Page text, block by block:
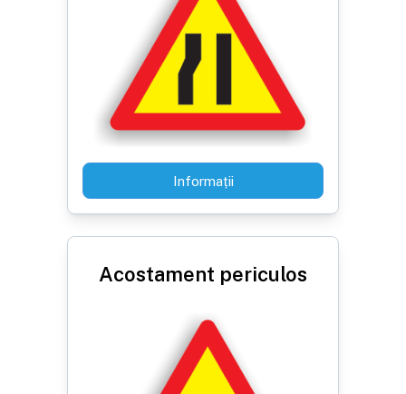
Informații
Acostament periculos